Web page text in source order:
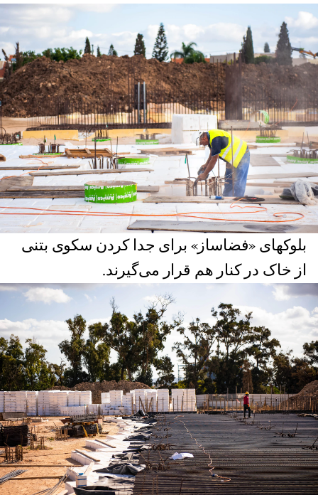
بلوکهای «فضاساز» برای جدا کردن سکوی بتنی
از خاک در کنار هم قرار می‌گیرند.